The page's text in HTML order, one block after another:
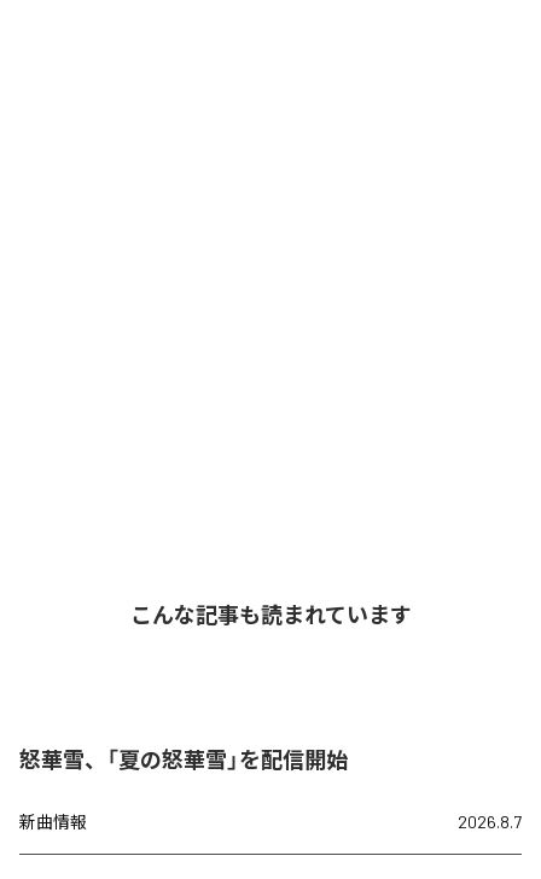
こんな記事も読まれています
怒華雪、「夏の怒華雪」を配信開始
新曲情報 2026.8.7